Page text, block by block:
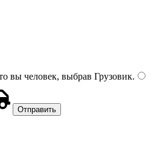
вы человек, выбрав Грузовик.